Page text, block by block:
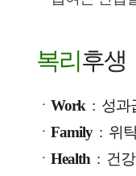
복리후생
ㆍ Work : 성과
ㆍ Family: 위탁
ㆍ Health : 건